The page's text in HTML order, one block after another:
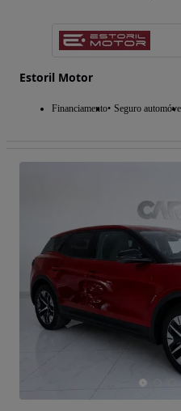
Estoril Motor
Financiamento Seguro